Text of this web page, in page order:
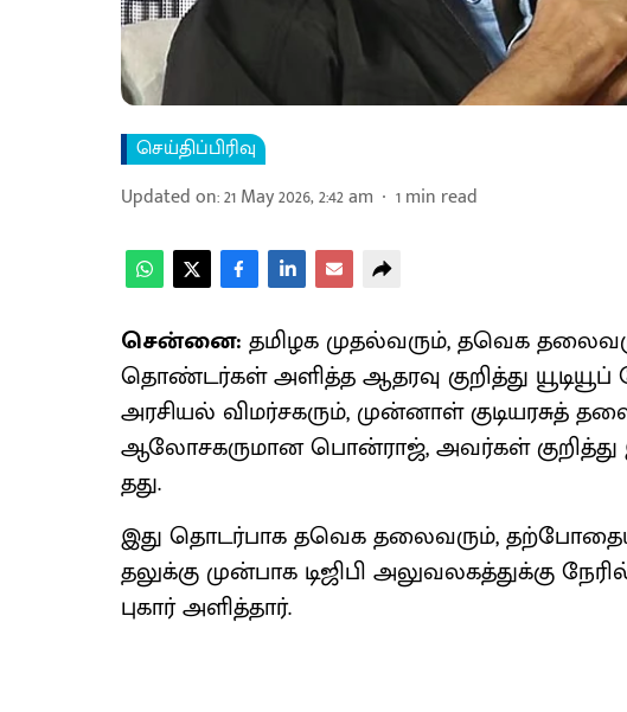
செய்திப்பிரிவு
Updated on:21 May 2026, 2:42 am 1min read
சென்னை: தமிழக முதல்​வரும், தவெக
தொண்​டர்​கள் அளித்த ஆதரவு குறித்து
அரசி​யல் விமர்​சகரும், முன்​னாள் குடியரசுத்
ஆலோ​சகரு​மான பொன்​ராஜ், அவர்​கள் குறித்து
தது.
இது தொடர்​பாக தவெக தலை​வரும்,
தலுக்கு முன்​பாக டிஜிபி அலு​வல​கத்​துக்கு
புகார் அளித்​தார்.